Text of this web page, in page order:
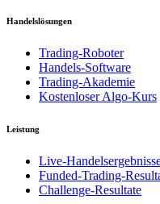
Handelslösungen
Trading-Roboter
Handels-Software
Trading-Akademie
Kostenloser Algo-Kurs
Leistung
Live-
Funded-Trading-
Challenge-Resultate